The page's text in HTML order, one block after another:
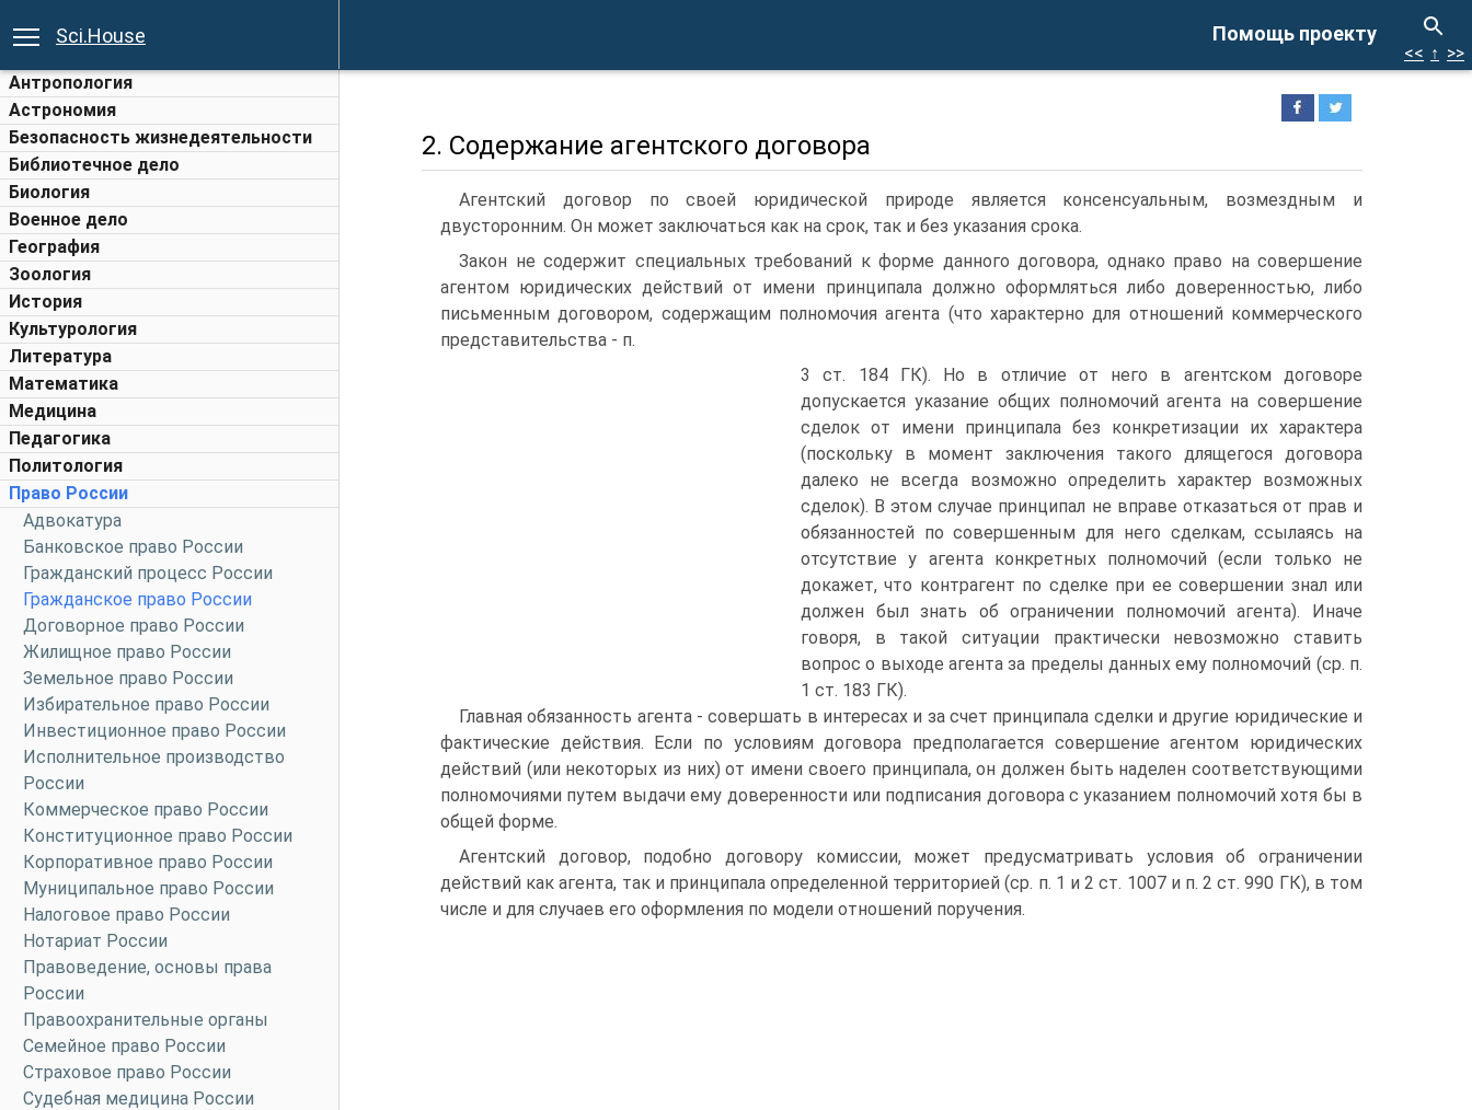
Помощь проекту
Sci.House
Антропология
Астрономия
Безопасность жизнедеятельности
Библиотечное дело
Биология
Военное дело
География
Зоология
История
Культурология
Литература
Математика
Медицина
Педагогика
Политология
Право России
Адвокатура
Банковское право России
Гражданский процесс России
Гражданское право России
Договорное право России
Жилищное право России
Земельное право России
Избирательное право России
Инвестиционное право России
Исполнительное производство
России
Коммерческое право России
Конституционное право России
Корпоративное право России
Муниципальное право России
Налоговое право России
Нотариат России
Правоведение, основы права
России
Правоохранительные органы
Семейное право России
Страховое право России
Судебная медицина России
<< ↑ >>
2. Содержание агентского договора
Агентский договор по своей юридической природе является консенсуальным, возмездным и
двусторонним. Он может заключаться как на срок, так и без указания срока.
Закон не содержит специальных требований к форме данного договора, однако право на совершение
агентом юридических действий от имени принципала должно оформляться либо доверенностью, либо
письменным договором, содержащим полномочия агента (что характерно для отношений коммерческого
представительства - п.
3 ст. 184 ГК). Но в отличие от него в агентском договоре
допускается указание общих полномочий агента на совершение
сделок от имени принципала без конкретизации их характера
(поскольку в момент заключения такого длящегося договора
далеко не всегда возможно определить характер возможных
сделок). В этом случае принципал не вправе отказаться от прав и
обязанностей по совершенным для него сделкам, ссылаясь на
отсутствие у агента конкретных полномочий (если только не
докажет, что контрагент по сделке при ее совершении знал или
должен был знать об ограничении полномочий агента). Иначе
говоря, в такой ситуации практически невозможно ставить
вопрос о выходе агента за пределы данных ему полномочий (ср. п.
1 ст. 183 ГК).
Главная обязанность агента - совершать в интересах и за счет принципала сделки и другие юридические и
фактические действия. Если по условиям договора предполагается совершение агентом юридических
действий (или некоторых из них) от имени своего принципала, он должен быть наделен соответствующими
полномочиями путем выдачи ему доверенности или подписания договора с указанием полномочий хотя бы в
общей форме.
Агентский договор, подобно договору комиссии, может предусматривать условия об ограничении
действий как агента, так и принципала определенной территорией (ср. п. 1 и 2 ст. 1007 и п. 2 ст. 990 ГК), в том
числе и для случаев его оформления по модели отношений поручения.